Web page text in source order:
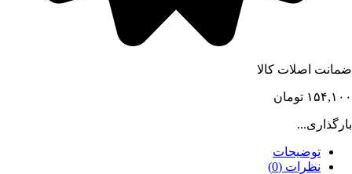
ضمانت اصلات کالا
۱۵۴,۱۰۰ تومان
بارگذاری...
توضیحات
نظرات (0)